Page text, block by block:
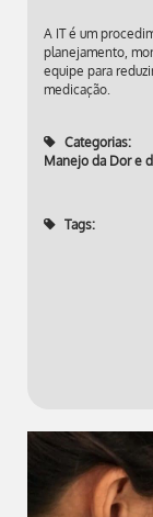
A IT é um
planejamento,
equipe para
medicação.
Categorias:
Manejo da Dor e
Tags: